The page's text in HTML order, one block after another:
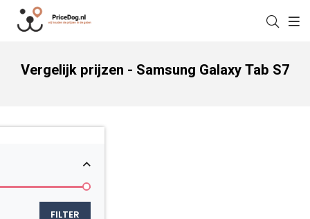
Vergelijk prijzen - Samsung Galaxy Tab S7